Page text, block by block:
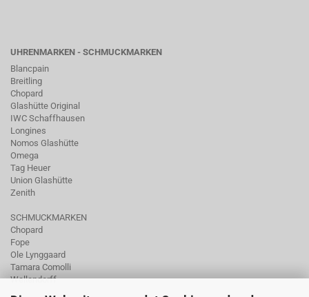
UHRENMARKEN - SCHMUCKMARKEN
Blancpain
Breitling
Chopard
Glashütte Original
IWC Schaffhausen
Longines
Nomos Glashütte
Omega
Tag Heuer
Union Glashütte
Zenith
SCHMUCKMARKEN
Chopard
Fope
Ole Lynggaard
Tamara Comolli
Wellendorff